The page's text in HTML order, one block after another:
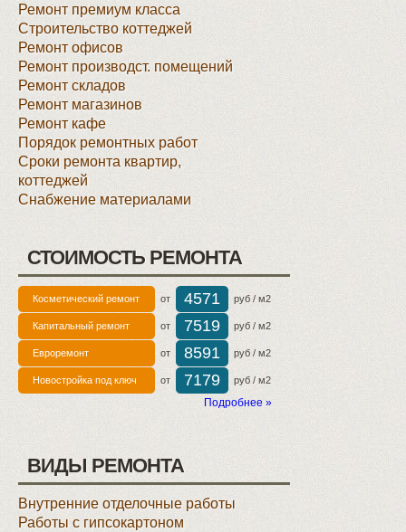
Ремонт премиум класса
Строительство коттеджей
Ремонт офисов
Ремонт производст. помещений
Ремонт складов
Ремонт магазинов
Ремонт кафе
Порядок ремонтных работ
Сроки ремонта квартир,
коттеджей
Снабжение материалами
СТОИМОСТЬ РЕМОНТА
Косметический ремонт от 4571 руб / м2
Капитальный ремонт от 7519 руб / м2
Евроремонт от 8591 руб / м2
Новостройка под ключ от 7179 руб / м2
Подробнее »
ВИДЫ РЕМОНТА
Внутренние отделочные работы
Работы с гипсокартоном